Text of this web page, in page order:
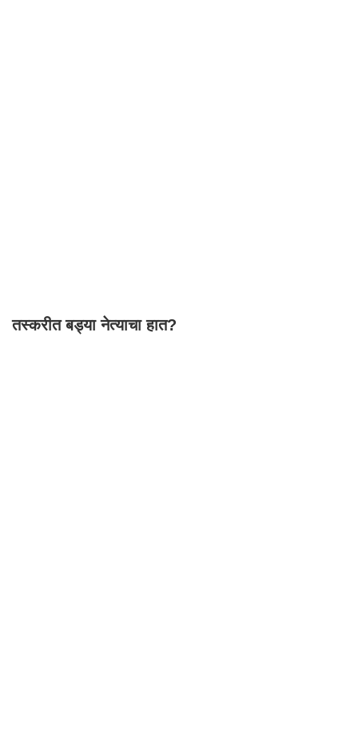
तस्करीत बड्या नेत्याचा हात?